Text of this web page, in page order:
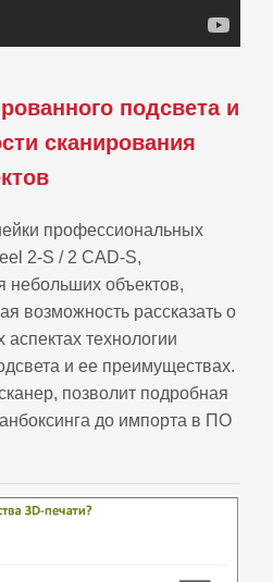
подсвета и
сканирования
профессиональных
2-S / 2 CAD-S,
небольших объектов,
возможность рассказать о
технологии
и ее преимуществах.
позволит подробная
до импорта в ПО